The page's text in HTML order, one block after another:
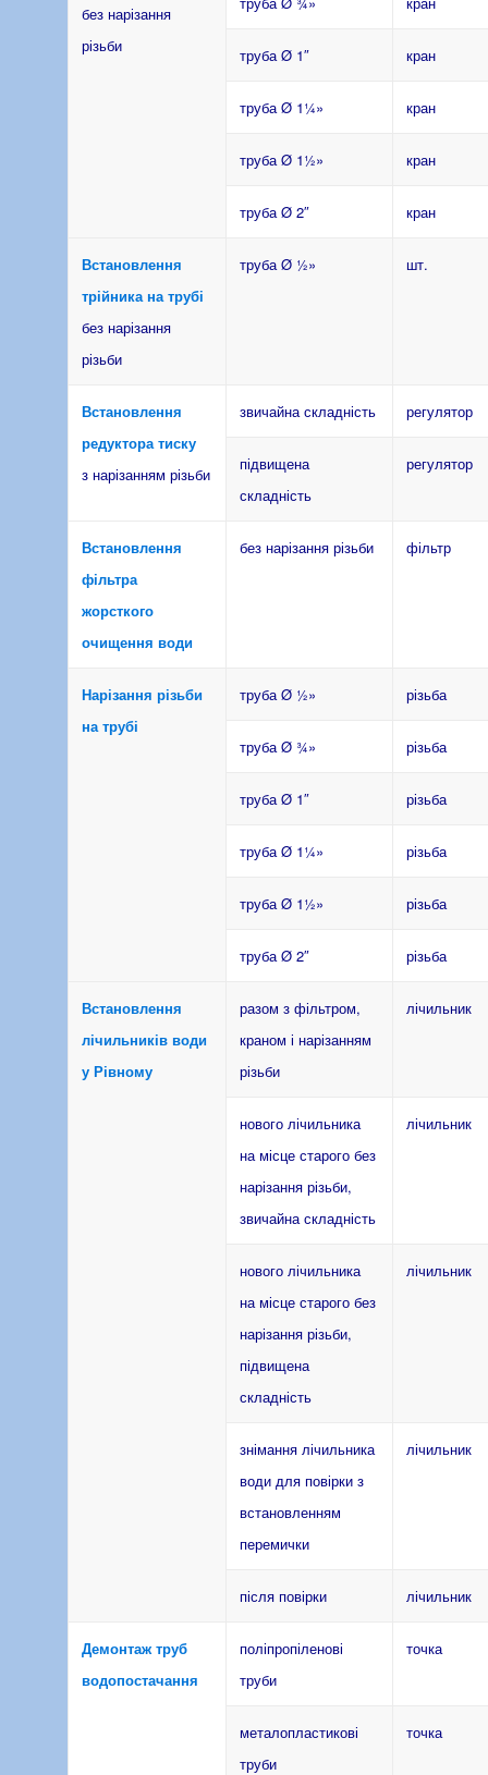
без нарізання
різьби
труба Ø 1″ кран
труба Ø 1¼» кран
труба Ø 1½» кран
труба Ø 2″ кран
Встановлення
трійника на трубі
без нарізання
різьби
труба Ø ½» шт.
Встановлення
редуктора тиску
з нарізанням різьби
звичайна складність регулятор
підвищена
складність
регулятор
Встановлення
фільтра
жорсткого
очищення води
без нарізання різьби фільтр
Нарізання різьби
на трубі
труба Ø ½» різьба
труба Ø ¾» різьба
труба Ø 1″ різьба
труба Ø 1¼» різьба
труба Ø 1½» різьба
труба Ø 2″ різьба
Встановлення
лічильників води
у Рівному
разом з фільтром,
краном і нарізанням
різьби
лічильник
нового лічильника
на місце старого без
нарізання різьби,
звичайна складність
лічильник
нового лічильника
на місце старого без
нарізання різьби,
підвищена
складність
лічильник
знімання лічильника
води для повірки з
встановленням
перемички
лічильник
після повірки лічильник
Демонтаж труб
водопостачання
поліпропіленові
труби
точка
металопластикові
труби
точка